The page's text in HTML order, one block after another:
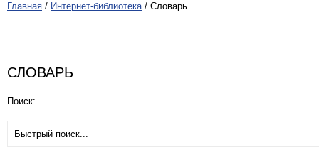
Главная / Интернет-библиотека / Словарь
СЛОВАРЬ
Поиск: